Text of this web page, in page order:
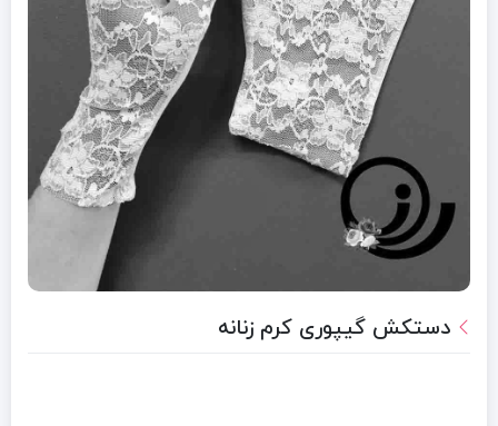
دستکش گیپوری کرم زنانه